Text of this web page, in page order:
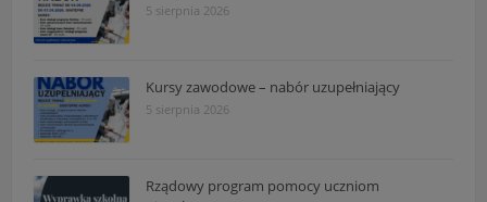
5 sierpnia 2026
Kursy zawodowe – nabór uzupełniający
5 sierpnia 2026
Rządowy program pomocy uczniom